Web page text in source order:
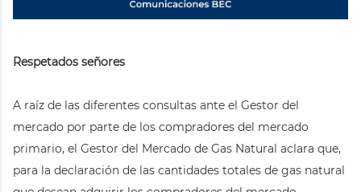
Respetados señores
A raíz de las diferentes consultas ante el Gestor del
mercado por parte de los compradores del mercado
primario, el Gestor del Mercado de Gas Natural aclara que,
para la declaración de las cantidades totales de gas natural